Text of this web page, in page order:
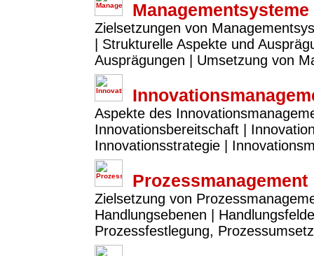
Managementsysteme
Zielsetzungen von
| Strukturelle Aspekte und
Ausprägungen | Umsetzung von
Aspekte des
Innovationsbereitschaft |
Innovationsstrategie |
Prozessmanagement
Zielsetzung von
Handlungsebenen |
Prozessfestlegung,